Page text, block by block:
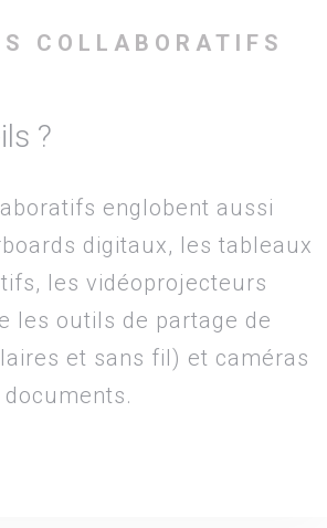
COLLABORATIFS
?
englobent aussi
digitaux, les tableaux
les vidéoprojecteurs
les outils de partage de
et sans fil) et caméras